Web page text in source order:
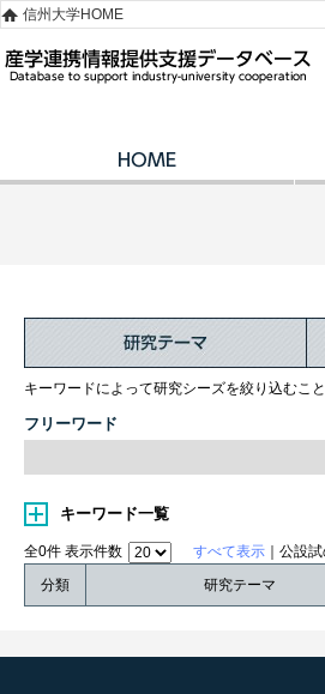
信州大学HOME
キーワードによって研究シーズを絞り込むこと
フリーワード
キーワード一覧
全0件 表示件数 すべて表示 ｜公設
分類
研究テーマ